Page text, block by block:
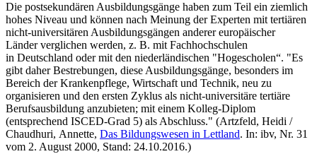
Die postsekundären Ausbildungsgänge haben zum Teil ein ziemlich
hohes Niveau und können nach Meinung der Experten mit tertiären
nicht-universitären Ausbildungsgängen anderer europäischer
Länder verglichen werden, z. B. mit Fachhochschulen
in Deutschland oder mit den niederländischen "Hogescholen“. "Es
gibt daher Bestrebungen, diese Ausbildungsgänge, besonders im
Bereich der Krankenpflege, Wirtschaft und Technik, neu zu
organisieren und den ersten Zyklus als nicht-universitäre tertiäre
Berufsausbildung anzubieten; mit einem Kolleg-Diplom
(entsprechend ISCED-Grad 5) als Abschluss." (Artzfeld, Heidi /
Chaudhuri, Annette, Das Bildungswesen in Lettland. In: ibv, Nr. 31
vom 2. August 2000, Stand: 24.10.2016.)